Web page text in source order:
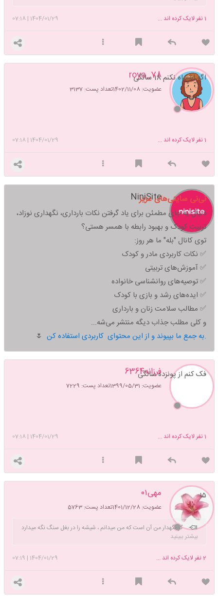
1404/01/29
|
07:18 1نفر لایک کرده اند ...
78_roya
عضویت: 1402/11/08 تعداد پست: 3137
اگه اشتباه نکنم 18 سالگی
1404/01/29
|
07:18 1نفر لایک کرده اند ...
NiniSite
نی‌نی سایتی‌های عزیز
دنبال یه جای مطمئن برای یاد گرفتن نکات بارداری، نگهداری نوزاد،
تربیت کودک و بهبود رابطه با همسر هستی؟
توی کانال "بله" ما هر روز:
✅ نکات کاربردی مادر و کودک
✅ آموزش‌های تربیتی
✅ توصیه‌های روانشناسی خانواده
✅ ایده‌های رشد و بازی با کودک
✅ مطالب سلامت زنان و بارداری
و کلی مطلب جذاب دیگه منتشر می‌شه...
به جمع ما بپیوند و از این محتوای کاربردی استفاده کن.
🌷
فرزانه6364
عضویت: 1399/05/31 تعداد پست: 7229
فک کنم از پونزده سالگی
1404/01/29
|
07:18 1نفر لایک کرده اند ...
مهی۰۱
عضویت: 1401/12/28 تعداد پست: 5763
۱۵
گر نگهدار من آن است که من میدانم ، شیشه را در بغل سنگ نگه میدارد
بیشتر ببینید
1404/01/29
|
07:19 2نفر لایک کرده اند ...